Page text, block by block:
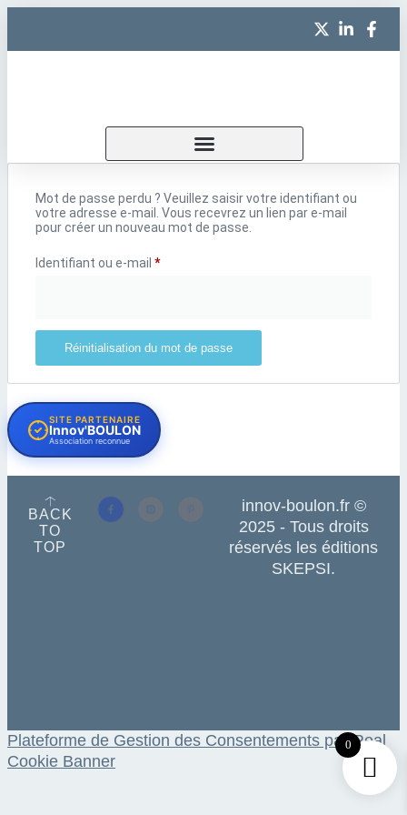
Mot de passe perdu ? Veuillez saisir votre identifiant ou
votre adresse e-mail. Vous recevrez un lien par e-mail
pour créer un nouveau mot de passe.
Identifiant ou e-mail *
Réinitialisation du mot de passe
SITE PARTENAIRE
Innov'BOULON
Association reconnue
BACK
TO
TOP
innov-boulon.fr ©
2025 - Tous droits
réservés les éditions
SKEPSI.
0
Plateforme de Gestion des Consentements par Real
Cookie Banner